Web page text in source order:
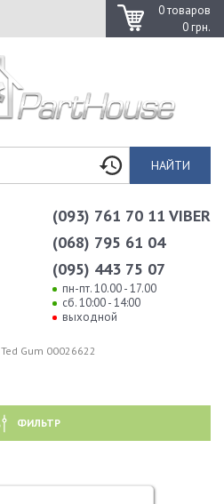
0 товаров
0 грн.
НАЙТИ
(093) 761 70 11 VIBER
(068) 795 61 04
(095) 443 75 07
пн-пт. 10.00 - 17.00
сб. 10:00 - 14:00
выходной
Ted Gum 00026622
ФИЛЬТР